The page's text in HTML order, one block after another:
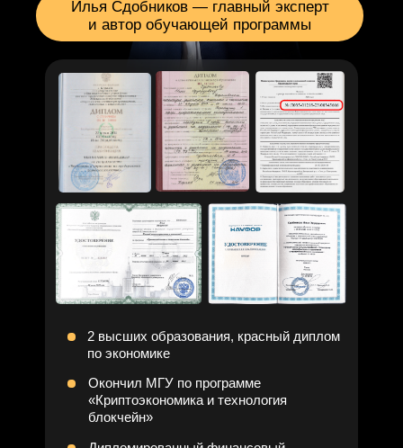
47:59:20
Набор в интенсив закроется через:
Пропустите
сейчас — второго
шанса не будет!
ИСПОЛЬЗОВАТЬ СВОЙ ШАНС